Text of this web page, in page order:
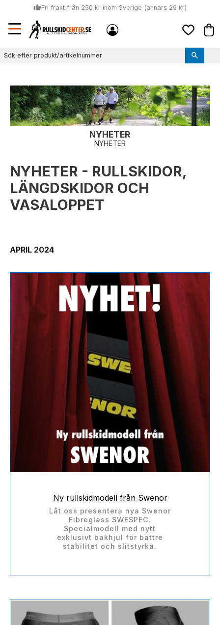
Meny
thumb_upFri frakt från 250 kr inom Sverige (annars 29 kr)
local_shipping
Sommar: Beställ innan kl 11:00 (mån-ons) och vi skickar lagervaror
samma dag
NYHETER
NYHETER
NYHETER - RULLSKIDOR,
LÄNGDSKIDOR OCH
VASALOPPET
APRIL 2024
Ny rullskidmodell från Swenor
Låt oss presentera nya Swenor
Fibreglass SWESPEC.
Specialmodell med nytt
exklusivt bakhjul för bättre
stabilitet och slitstyrka.